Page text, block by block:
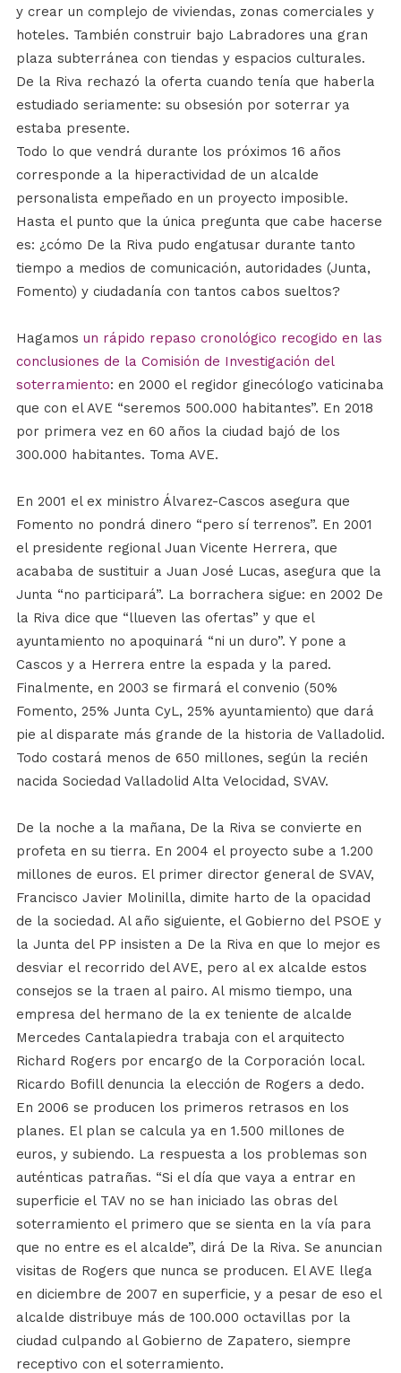
y crear un complejo de viviendas, zonas comerciales y
hoteles. También construir bajo Labradores una gran
plaza subterránea con tiendas y espacios culturales.
De la Riva rechazó la oferta cuando tenía que haberla
estudiado seriamente: su obsesión por soterrar ya
estaba presente.
Todo lo que vendrá durante los próximos 16 años
corresponde a la hiperactividad de un alcalde
personalista empeñado en un proyecto imposible.
Hasta el punto que la única pregunta que cabe hacerse
es: ¿cómo De la Riva pudo engatusar durante tanto
tiempo a medios de comunicación, autoridades (Junta,
Fomento) y ciudadanía con tantos cabos sueltos?
Hagamos un rápido repaso cronológico recogido en las
conclusiones de la Comisión de Investigación del
soterramiento: en 2000 el regidor ginecólogo vaticinaba
que con el AVE “seremos 500.000 habitantes”. En 2018
por primera vez en 60 años la ciudad bajó de los
300.000 habitantes. Toma AVE.
En 2001 el ex ministro Álvarez-Cascos asegura que
Fomento no pondrá dinero “pero sí terrenos”. En 2001
el presidente regional Juan Vicente Herrera, que
acababa de sustituir a Juan José Lucas, asegura que la
Junta “no participará”. La borrachera sigue: en 2002 De
la Riva dice que “llueven las ofertas” y que el
ayuntamiento no apoquinará “ni un duro”. Y pone a
Cascos y a Herrera entre la espada y la pared.
Finalmente, en 2003 se firmará el convenio (50%
Fomento, 25% Junta CyL, 25% ayuntamiento) que dará
pie al disparate más grande de la historia de Valladolid.
Todo costará menos de 650 millones, según la recién
nacida Sociedad Valladolid Alta Velocidad, SVAV.
De la noche a la mañana, De la Riva se convierte en
profeta en su tierra. En 2004 el proyecto sube a 1.200
millones de euros. El primer director general de SVAV,
Francisco Javier Molinilla, dimite harto de la opacidad
de la sociedad. Al año siguiente, el Gobierno del PSOE y
la Junta del PP insisten a De la Riva en que lo mejor es
desviar el recorrido del AVE, pero al ex alcalde estos
consejos se la traen al pairo. Al mismo tiempo, una
empresa del hermano de la ex teniente de alcalde
Mercedes Cantalapiedra trabaja con el arquitecto
Richard Rogers por encargo de la Corporación local.
Ricardo Bofill denuncia la elección de Rogers a dedo.
En 2006 se producen los primeros retrasos en los
planes. El plan se calcula ya en 1.500 millones de
euros, y subiendo. La respuesta a los problemas son
auténticas patrañas. “Si el día que vaya a entrar en
superficie el TAV no se han iniciado las obras del
soterramiento el primero que se sienta en la vía para
que no entre es el alcalde”, dirá De la Riva. Se anuncian
visitas de Rogers que nunca se producen. El AVE llega
en diciembre de 2007 en superficie, y a pesar de eso el
alcalde distribuye más de 100.000 octavillas por la
ciudad culpando al Gobierno de Zapatero, siempre
receptivo con el soterramiento.